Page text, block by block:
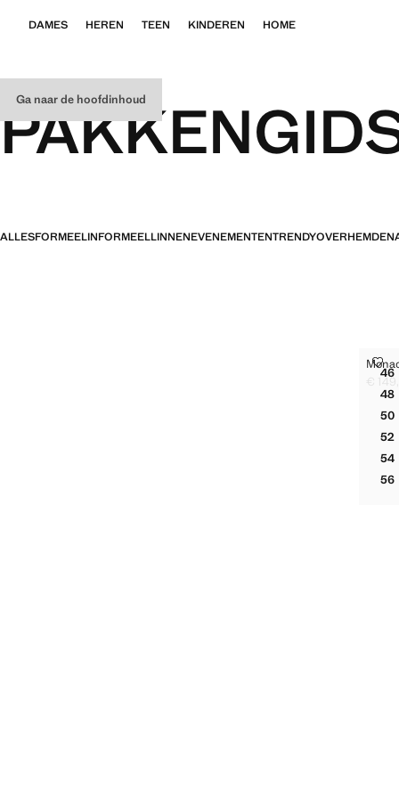
Ga naar de hoofdinhoud
DAMES HEREN TEEN KINDEREN HOME
ALLESFORMEELINFORMEELLINNENEVENEMENTENTRENDYOVERHEMDEN
46
48
50
52
54
56
€